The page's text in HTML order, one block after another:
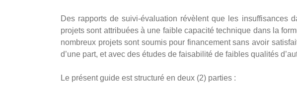
Des rapports de suivi-évaluation révèlent que les insuffisances
projets sont attribuées à une faible capacité technique dans la
nombreux projets sont soumis pour financement sans avoir
d’une part, et avec des études de faisabilité de faibles qualités
Le présent guide est structuré en deux (2) parties :